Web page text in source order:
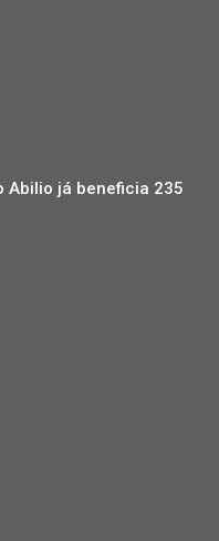
Abilio já beneficia 235